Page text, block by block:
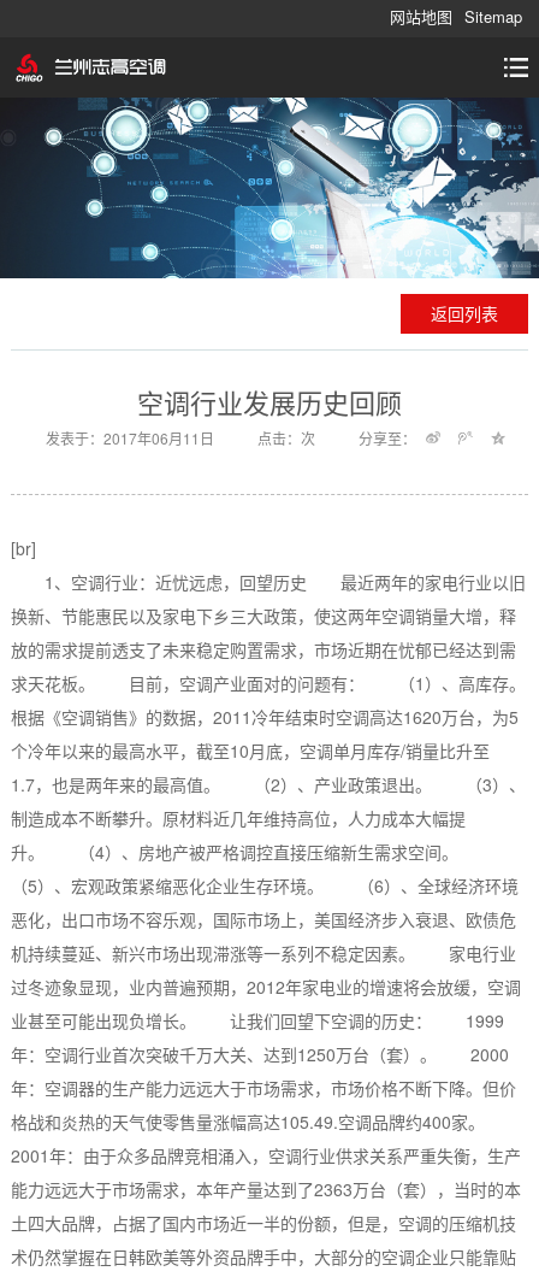
网站地图 Sitemap
返回列表
空调行业发展历史回顾
发表于：2017年06月11日 点击：次 分享至：
[br]
1、空调行业：近忧远虑，回望历史 最近两年的家电行业以旧
换新、节能惠民以及家电下乡三大政策，使这两年空调销量大增，释
放的需求提前透支了未来稳定购置需求，市场近期在忧郁已经达到需
求天花板。 目前，空调产业面对的问题有： （1）、高库存。
根据《空调销售》的数据，2011冷年结束时空调高达1620万台，为5
个冷年以来的最高水平，截至10月底，空调单月库存/销量比升至
1.7，也是两年来的最高值。 （2）、产业政策退出。 （3）、
制造成本不断攀升。原材料近几年维持高位，人力成本大幅提
升。 （4）、房地产被严格调控直接压缩新生需求空间。
（5）、宏观政策紧缩恶化企业生存环境。 （6）、全球经济环境
恶化，出口市场不容乐观，国际市场上，美国经济步入衰退、欧债危
机持续蔓延、新兴市场出现滞涨等一系列不稳定因素。 家电行业
过冬迹象显现，业内普遍预期，2012年家电业的增速将会放缓，空调
业甚至可能出现负增长。 让我们回望下空调的历史： 1999
年：空调行业首次突破千万大关、达到1250万台（套）。 2000
年：空调器的生产能力远远大于市场需求，市场价格不断下降。但价
格战和炎热的天气使零售量涨幅高达105.49.空调品牌约400家。
2001年：由于众多品牌竞相涌入，空调行业供求关系严重失衡，生产
能力远远大于市场需求，本年产量达到了2363万台（套），当时的本
土四大品牌，占据了国内市场近一半的份额，但是，空调的压缩机技
术仍然掌握在日韩欧美等外资品牌手中，大部分的空调企业只能靠贴